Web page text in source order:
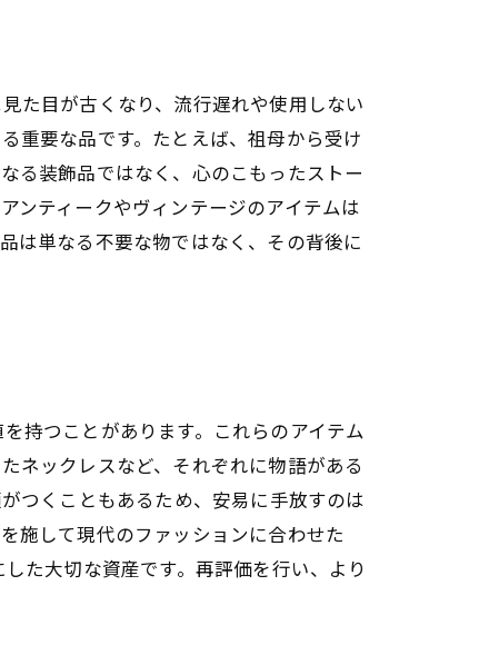
た目が古くなり、流行遅れや使用しない
重要な品です。たとえば、祖母から受け
る装飾品ではなく、心のこもったストー
ンティークやヴィンテージのアイテムは
は単なる不要な物ではなく、その背後に
持つことがあります。これらのアイテム
ネックレスなど、それぞれに物語がある
つくこともあるため、安易に手放すのは
施して現代のファッションに合わせた
た大切な資産です。再評価を行い、より